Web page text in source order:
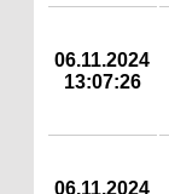
06.11.2024
13:07:26
06.11.2024